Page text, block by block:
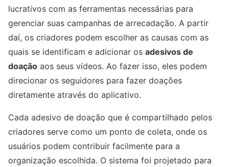
lucrativos com as ferramentas necessárias para
gerenciar suas campanhas de arrecadação. A partir
daí, os criadores podem escolher as causas com as
quais se identificam e adicionar os adesivos de
doação aos seus vídeos. Ao fazer isso, eles podem
direcionar os seguidores para fazer doações
diretamente através do aplicativo.
Cada adesivo de doação que é compartilhado pelos
criadores serve como um ponto de coleta, onde os
usuários podem contribuir facilmente para a
organização escolhida. O sistema foi projetado para